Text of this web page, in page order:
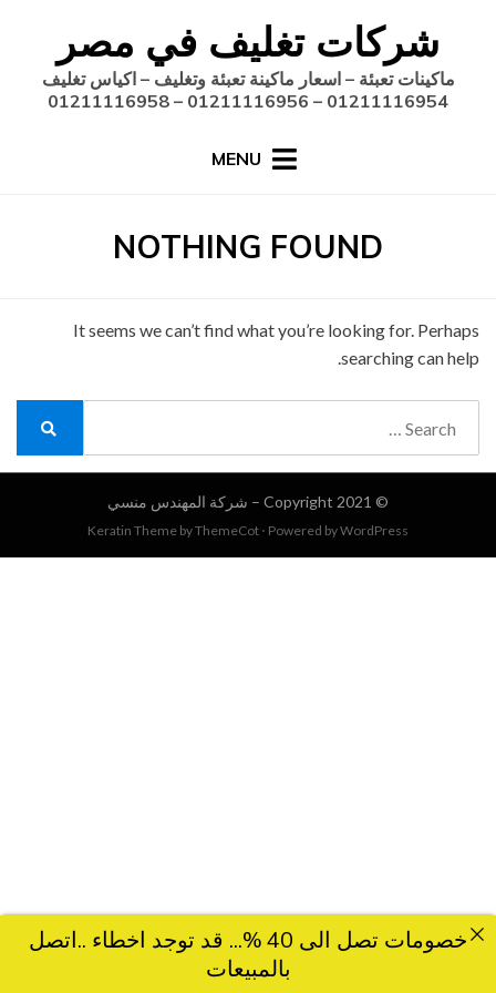
content
شركات تغليف في مصر
ماكينات تعبئة – اسعار ماكينة تعبئة وتغليف – اكياس تغليف
01211116954 – 01211116956 – 01211116958
MENU
NOTHING FOUND
It seems we can’t find what you’re looking for. Perhaps
searching can help.
© Copyright 2021 – شركة المهندس منسي
Keratin Theme byThemeCot ⋅ Powered byWordPress
خصومات تصل الى 40 %... قد توجد اخطاء ..اتصل
بالمبيعات